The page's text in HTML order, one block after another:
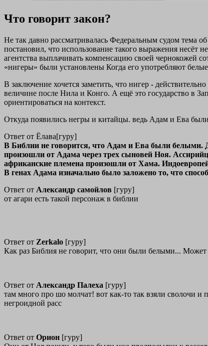
Что говорит закон?
Не так давно рассматривалась Федеральным судом тема
постановил, что использование такого выражения несёт
агентства выплачивать компенсацию своей чернокожей
«нигеры» были установлены Когда его употребляют
В заключение хочется заметить, что нигер -
величине после Нила и Конго. А ещё это государство в
ориентироваться на контекст.
Откуда появились негры и китайцы. ведь Адам и Ева
Ответ от Ёлава[гуру]
В Библии не говорится, что Адам и Ева были белыми.
произошли от Адама через трех сыновей Ноя.
африканские племена произошли от Хама.
В генах Адама изначально было заложено то, что
Ответ от Александр самойлов [гуру]
от агари есть такой персонаж в библии
Ответ от Zerkalo [гуру]
Как раз Библия не говорит, что они были белыми... Может
Ответ от Александр Палеха [гуру]
там много про шо молчат! вот как-то так взяли сволочи
негроидной расс
Ответ от Орион [гуру]